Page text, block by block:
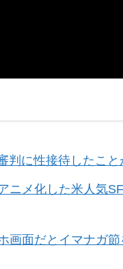
に性接待したこと
ニメ化した米人気
画面だとイマナガ